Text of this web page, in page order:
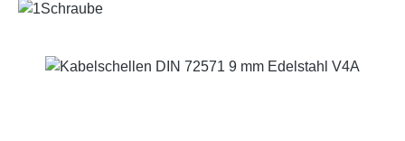
Bildergalerie überspringen